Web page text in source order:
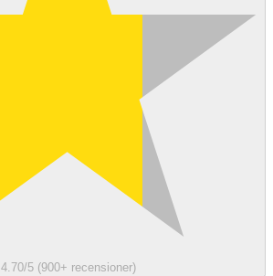
4.70/5 (900+ recensioner)